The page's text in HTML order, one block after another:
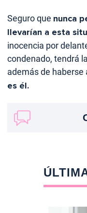
Seguro que nunca
llevarían a esta
inocencia por
condenado, tendrá
además de haberse
es él.